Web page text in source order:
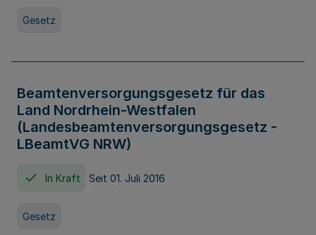
Gesetz
Beamtenversorgungsgesetz für das
Land Nordrhein-Westfalen
(Landesbeamtenversorgungsgesetz -
LBeamtVG NRW)
In Kraft Seit 01. Juli 2016
Gesetz